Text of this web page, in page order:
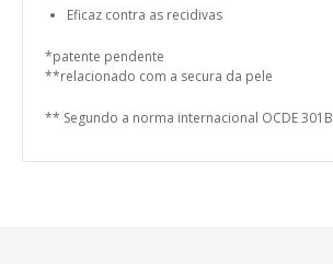
Eficaz contra as recidivas
*patente pendente
**relacionado com a secura da pele
** Segundo a norma internacional OCDE 301B